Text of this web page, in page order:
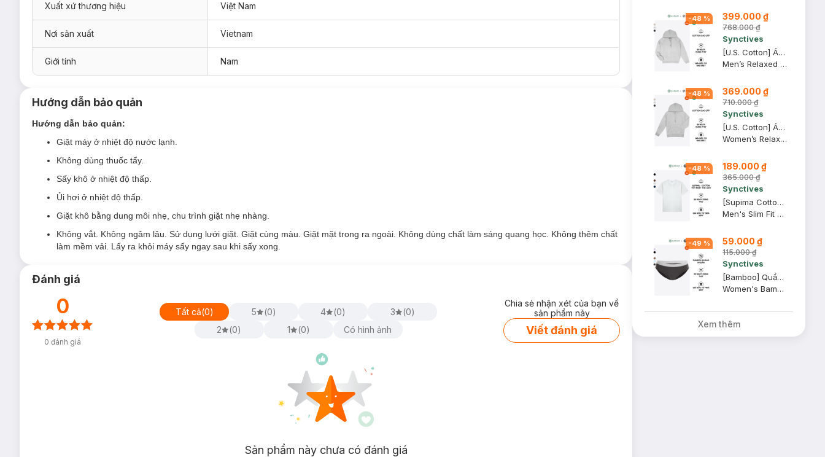
Xuất xứ thương hiệu Việt Nam
Nơi sản xuất Vietnam
Giới tính Nam
Hướng dẫn bảo quản
Hướng dẫn bảo quản:
Giặt máy ở nhiệt độ nước lạnh.
Không dùng thuốc tẩy.
Sấy khô ở nhiệt độ thấp.
Ủi hơi ở nhiệt độ thấp.
Giặt khô bằng dung môi nhẹ, chu trình giặt nhẹ nhàng.
Không vắt. Không ngâm lâu. Sử dụng lưới giặt. Giặt cùng màu. Giặt mặt trong ra ngoài. Không dùng chất làm sáng quang học. Không thêm chất
làm mềm vải. Lấy ra khỏi máy sấy ngay sau khi sấy xong.
Đánh giá
0
0 đánh giá
Tất cả(0) 5 (0) 4 (0) 3 (0)
2
(0) 1 (0) Có hình ảnh
Chia sẻ nhận xét của bạn về
sản phẩm này
Viết đánh giá
Sản phẩm này chưa có đánh giá
-48 % 399.000 ₫
768.000 ₫
Synctives
[U.S. Cotton] Áo Hoodie Nam Synctives Relaxed Fit, Xám Melange Nhạt, 2XL - CMHO0007
Men’s Relaxed Fit Hoodie
-48 % 369.000 ₫
710.000 ₫
Synctives
[U.S. Cotton] Áo Hoodie Nữ Synctives Relaxed Fit, Xám Melange Nhạt, XL - CWHO0011
Women’s Relaxed Fit Hoodie
-48 % 189.000 ₫
365.000 ₫
Synctives
[Supima Cotton] Áo Thun Nam Synctives Slim Fit, Trắng, XS - CMTS0029
Men's Slim Fit T-shirt
-49 % 59.000 ₫
115.000 ₫
Synctives
[Bamboo] Quần Lót Nữ Synctives Dáng Bikini, Ghi Đậm, XL - CWPT0008
Women's Bamboo Bikini Panties
Xem thêm